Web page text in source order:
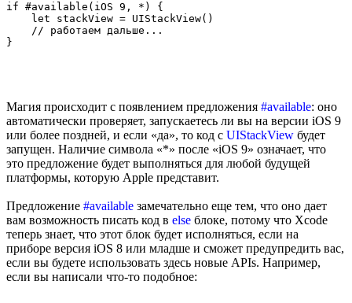
if #available(iOS 9, *) {
    let stackView = UIStackView()
    // работаем дальше...
Магия происходит с появлением предложения #available: оно
автоматически проверяет, запускаетесь ли вы на версии iOS 9
или более поздней, и если «да», то код с UIStackView будет
запущен. Наличие символа «*» после «iOS 9» означает, что
это предложение будет выполняться для любой будущей
платформы, которую Apple представит.
Предложение #available замечательно еще тем, что оно дает
вам возможность писать код в else блоке, потому что Xcode
теперь знает, что этот блок будет исполняться, если на
приборе версия iOS 8 или младше и сможет предупредить вас,
если вы будете использовать здесь новые APIs. Например,
если вы написали что-то подобное: